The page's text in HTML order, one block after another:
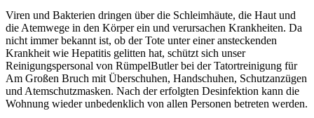
Viren und Bakterien dringen über die Schleimhäute, die Haut und
die Atemwege in den Körper ein und verursachen Krankheiten. Da
nicht immer bekannt ist, ob der Tote unter einer ansteckenden
Krankheit wie Hepatitis gelitten hat, schützt sich unser
Reinigungspersonal von RümpelButler bei der Tatortreinigung für
Am Großen Bruch mit Überschuhen, Handschuhen, Schutzanzügen
und Atemschutzmasken. Nach der erfolgten Desinfektion kann die
Wohnung wieder unbedenklich von allen Personen betreten werden.